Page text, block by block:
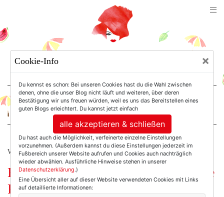
For Women. Not Girls.
WERBUNG
Hallo Vorfreude! Hier sind zwei erste
Frühlingslooks, die ich wirklich
Cookie-Info ×
Du kennst es schon: Bei unseren Cookies hast du die Wahl zwischen
denen, ohne die unser Blog nicht läuft und weiteren, über deren
Bestätigung wir uns freuen würden, weil es uns das Bereitstellen eines
guten Blogs erleichtert. Du kannst jetzt einfach
alle akzeptieren & schließen
Du hast auch die Möglichkeit, verfeinerte einzelne Einstellungen
vorzunehmen. (Außerdem kannst du diese Einstellungen jederzeit im
Fußbereich unserer Website aufrufen und Cookies auch nachträglich
wieder abwählen. Ausführliche Hinweise stehen in unserer
Datenschutzerklärung.)
Eine Übersicht aller auf dieser Website verwendeten Cookies mit Links
auf detaillierte Informationen: